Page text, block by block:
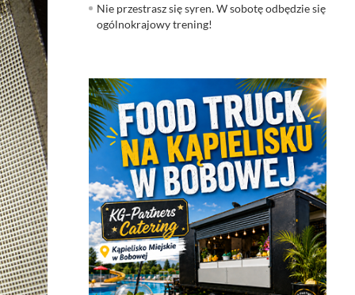
Nie przestrasz się syren. W sobotę odbędzie się
ogólnokrajowy trening!